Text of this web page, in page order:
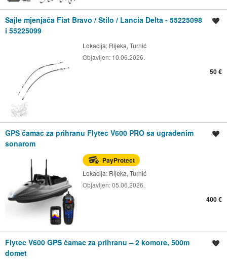
Sajle mjenjača Fiat Bravo / Stilo / Lancia Delta - 55225098
i 55225099
Lokacija: Rijeka, Turnić
Objavljen: 10.06.2026.
50 €
GPS čamac za prihranu Flytec V600 PRO sa ugrađenim
sonarom
PayProtect
Lokacija: Rijeka, Turnić
Objavljen:05.06.2026.
400 €
Flytec V600 GPS čamac za prihranu – 2 komore, 500m
domet